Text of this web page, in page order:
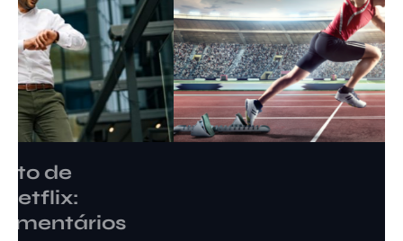
NOTÍCIAS
Como funciona o preparo
psicológico de um atleta de
elite? Saiba mais sobre a sua